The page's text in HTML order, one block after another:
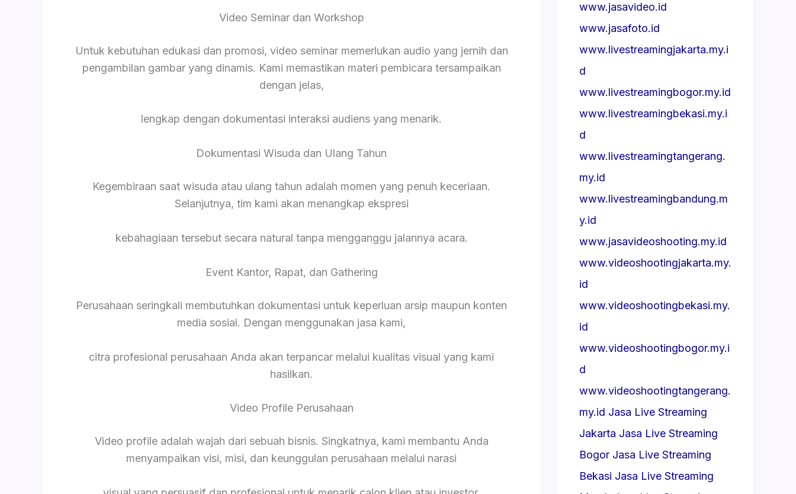
Video Seminar dan Workshop
Untuk kebutuhan edukasi dan promosi, video seminar memerlukan audio yang jernih dan
pengambilan gambar yang dinamis. Kami memastikan materi pembicara tersampaikan
dengan jelas,
lengkap dengan dokumentasi interaksi audiens yang menarik.
Dokumentasi Wisuda dan Ulang Tahun
Kegembiraan saat wisuda atau ulang tahun adalah momen yang penuh keceriaan.
Selanjutnya, tim kami akan menangkap ekspresi
kebahagiaan tersebut secara natural tanpa mengganggu jalannya acara.
Event Kantor, Rapat, dan Gathering
Perusahaan seringkali membutuhkan dokumentasi untuk keperluan arsip maupun konten
media sosial. Dengan menggunakan jasa kami,
citra profesional perusahaan Anda akan terpancar melalui kualitas visual yang kami
hasilkan.
Video Profile Perusahaan
Video profile adalah wajah dari sebuah bisnis. Singkatnya, kami membantu Anda
menyampaikan visi, misi, dan keunggulan perusahaan melalui narasi
www.jasavideo.id
www.jasafoto.id
www.livestreamingjakarta.my.i
d
www.livestreamingbogor.my.id
www.livestreamingbekasi.my.i
d
www.livestreamingtangerang.
my.id
www.livestreamingbandung.m
y.id
www.jasavideoshooting.my.id
www.videoshootingjakarta.my.
id
www.videoshootingbekasi.my.
id
www.videoshootingbogor.my.i
d
www.videoshootingtangerang.
my.id Jasa Live Streaming
Jakarta Jasa Live Streaming
Bogor Jasa Live Streaming
Bekasi Jasa Live Streaming